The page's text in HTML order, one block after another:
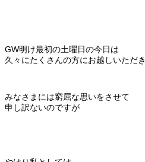
GW明け最初の土曜日の今日は
久々にたくさんの方にお越しいただき
みなさまには窮屈な思いをさせて
申し訳ないのですが